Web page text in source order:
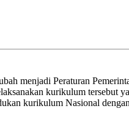
menjadi Peraturan
kurikulum tersebut
kurikulum Nasional